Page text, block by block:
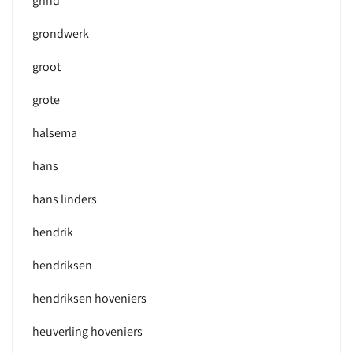
grondwerk
groot
grote
halsema
hans
hans linders
hendrik
hendriksen
hendriksen hoveniers
heuverling hoveniers